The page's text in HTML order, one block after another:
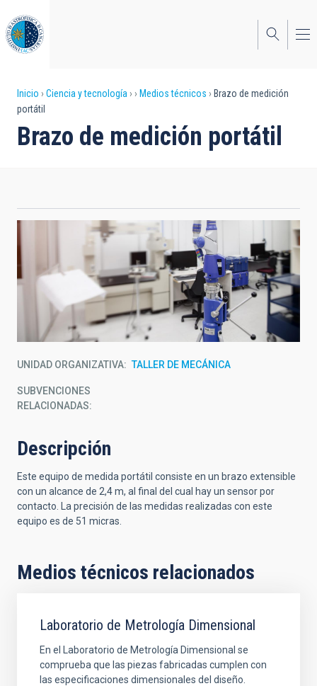
al
contenido
principal
Sobrescribir
enlaces
de
la
navegación
Inicio Ciencia y tecnología Medios técnicos
Brazo de medición
portátil
Brazo de medición portátil
UNIDAD ORGANIZATIVA TALLER DE MECÁNICA
SUBVENCIONES
RELACIONADAS:
Descripción
Este equipo de medida portátil consiste en un brazo extensible
con un alcance de 2,4 m, al final del cual hay un sensor por
contacto. La precisión de las medidas realizadas con este
equipo es de 51 micras.
Medios técnicos relacionados
Laboratorio de Metrología Dimensional
En el Laboratorio de Metrología Dimensional se
comprueba que las piezas fabricadas cumplen con
las especificaciones dimensionales del diseño.